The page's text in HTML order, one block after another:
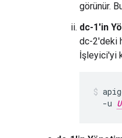
görünür.
dc-1'in
dc-2'deki
İşleyici'yi
  -u